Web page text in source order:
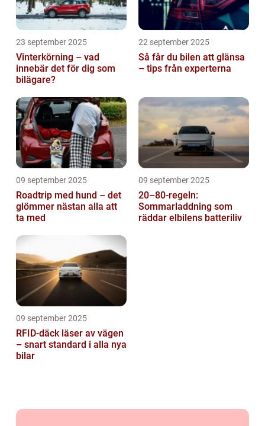
23 september 2025
Vinterkörning – vad
innebär det för dig som
bilägare?
22 september 2025
Så får du bilen att glänsa
– tips från experterna
09 september 2025
Roadtrip med hund – det
glömmer nästan alla att
ta med
09 september 2025
20–80-regeln:
Sommarladdning som
räddar elbilens batteriliv
09 september 2025
RFID-däck läser av vägen
– snart standard i alla nya
bilar